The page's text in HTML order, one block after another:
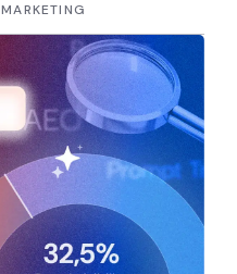
MARKETING